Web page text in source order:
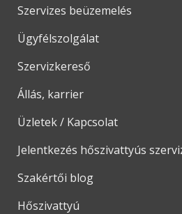
Szervizes beüzemelés
Ügyfélszolgálat
Szervizkereső
Állás, karrier
Üzletek / Kapcsolat
Jelentkezés hőszivattyús
Szakértői blog
Hőszivattyú